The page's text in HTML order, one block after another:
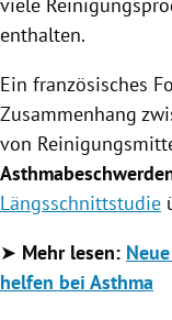
enthalten.
Ein französisches
Zusammenhang
von
Längsschnittstudie
➤ Mehr lesen:
helfen bei Asthma